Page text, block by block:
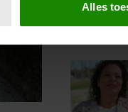
voor social media te
site met onze
met andere
U gaat akkoord met
Alles